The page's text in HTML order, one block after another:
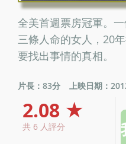
全美首週票房冠軍。
三條人命的女人，20
要找出事情的真相。
片長：83分 上映日期：
2.08 ★
共 6 人評分